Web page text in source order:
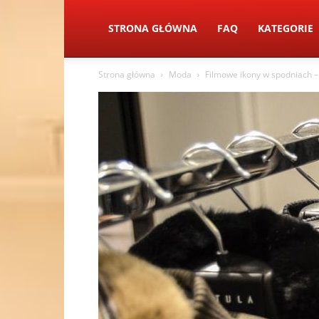
STRONA GŁÓWNA FAQ KATEGORIE
Strona główna Moda Filmowe ikony w spodniach